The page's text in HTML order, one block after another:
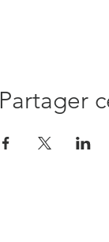
Partager